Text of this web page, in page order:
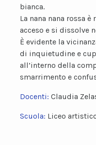
bianca.
La nana nana rossa
acceso e si dissolve
È evidente la
di inquietudine e
all’interno della
smarrimento e
Docenti: Claudia
Scuola: Liceo